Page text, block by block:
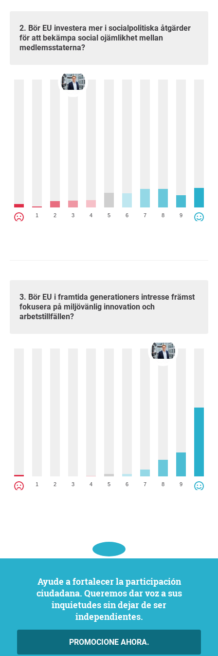
2. Bör EU investera mer i socialpolitiska åtgärder
för att bekämpa social ojämlikhet mellan
medlemsstaterna?
1 2 3 4 5 6 7 8 9
3. Bör EU i framtida generationers intresse främst
fokusera på miljövänlig innovation och
arbetstillfällen?
1 2 3 4 5 6 7 8 9
Ayude a fortalecer la participación
ciudadana. Queremos dar voz a sus
inquietudes sin dejar de ser
independientes.
PROMOCIONE AHORA.